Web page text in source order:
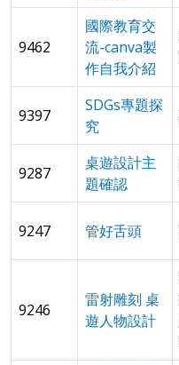
9462
國際教育交
流-canva製
作自我介紹
9397
SDGs專題探
究
9287
桌遊設計主
題確認
9247 管好舌頭
9246
雷射雕刻 桌
遊人物設計